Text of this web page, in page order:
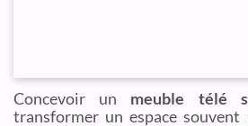
Concevoir un meuble télé
transformer un espace